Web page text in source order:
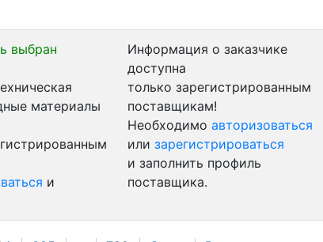
выбран
материалы
и
Информация о заказчике
доступна
только зарегистрированным
поставщикам!
Необходимо авторизоваться
или зарегистрироваться
и заполнить профиль
поставщика.